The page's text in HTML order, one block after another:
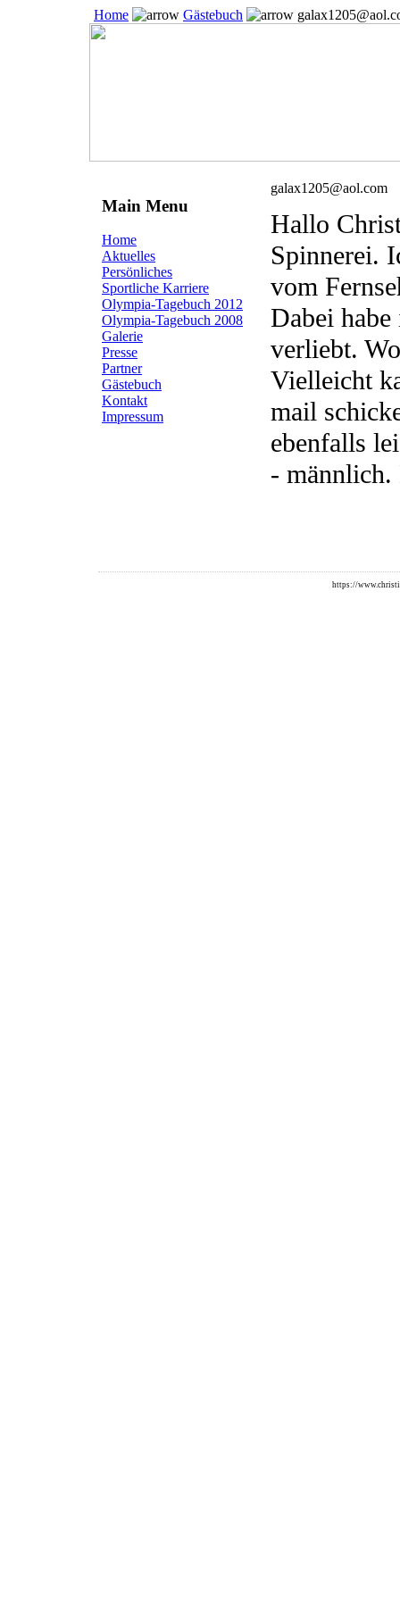
Home Gästebuch
Main Menu
Home
Aktuelles
Persönliches
Sportliche Karriere
Olympia-Tagebuch 2012
Olympia-Tagebuch 2008
Galerie
Presse
Partner
Gästebuch
Kontakt
Impressum
galax1205@aol.com
Hallo
Spinnerei.
vom
Dabei
verliebt.
Vielleicht
mail
ebenfalls
-
https://